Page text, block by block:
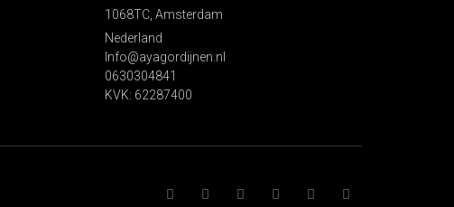
1068TC, Amsterdam
Nederland
Info@ayagordijnen.nl
0630304841
KVK: 62287400